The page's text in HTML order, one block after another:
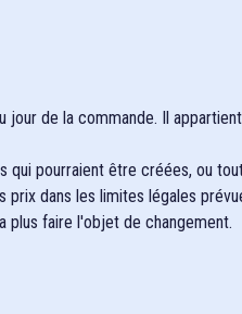
de la commande. Il
pourraient être créées, ou
dans les limites légales
plus faire l'objet de changement.